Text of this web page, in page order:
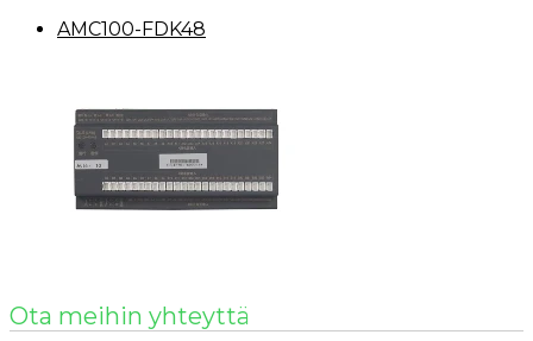
AMC100-FDK48
Ota meihin yhteyttä